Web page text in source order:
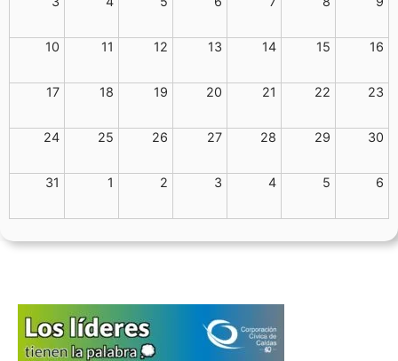
10 11 12 13 14 15 16
17 18 19 20 21 22 23
24 25 26 27 28 29 30
31 1 2 3 4 5 6